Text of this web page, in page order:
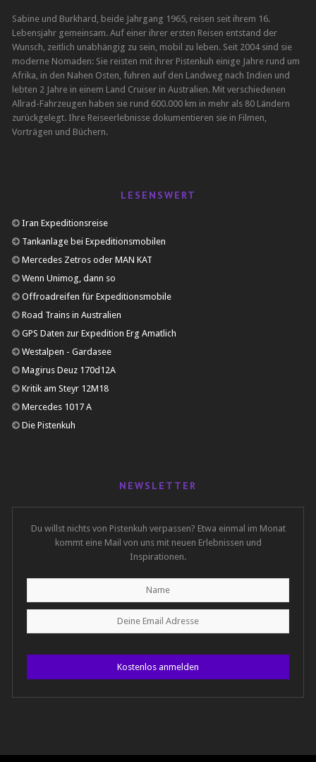
Sabine und Burkhard, beide Jahrgang 1965, reisen seit ihrem 16.
Lebensjahr gemeinsam. Auf einer ihrer ersten Reisen entstand der
Wunsch, zeitlich unabhängig zu sein, mobil zu leben. Seit 2004 sind sie
moderne Nomaden: Sie reisten mit ihrer Pistenkuh einige Jahre rund um
Afrika, in den Nahen Osten, fuhren auf den Landweg nach Indien und
lebten 2 Jahre in einem Land Cruiser in Australien. Mit verschiedenen
Allrad-Fahrzeugen haben sie rund 600.000 km in mehr als 80 Ländern
zurückgelegt. Ihre Reiseerlebnisse dokumentieren sie in Filmen,
Vorträgen und Büchern.
LESENSWERT
Iran Expeditionsreise
Tankanlage bei Expeditionsmobilen
Mercedes Zetros oder MAN KAT
Wenn Unimog, dann so
Offroadreifen für Expeditionsmobile
Road Trains in Australien
GPS Daten zur Expedition Erg Amatlich
Westalpen - Gardasee
Magirus Deuz 170d12A
Kritik am Steyr 12M18
Mercedes 1017 A
Die Pistenkuh
NEWSLETTER
Du willst nichts von Pistenkuh verpassen? Etwa einmal im Monat
kommt eine Mail von uns mit neuen Erlebnissen und
Inspirationen.
Kostenlos anmelden